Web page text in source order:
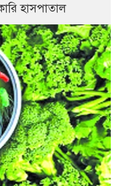
হাসপাতাল